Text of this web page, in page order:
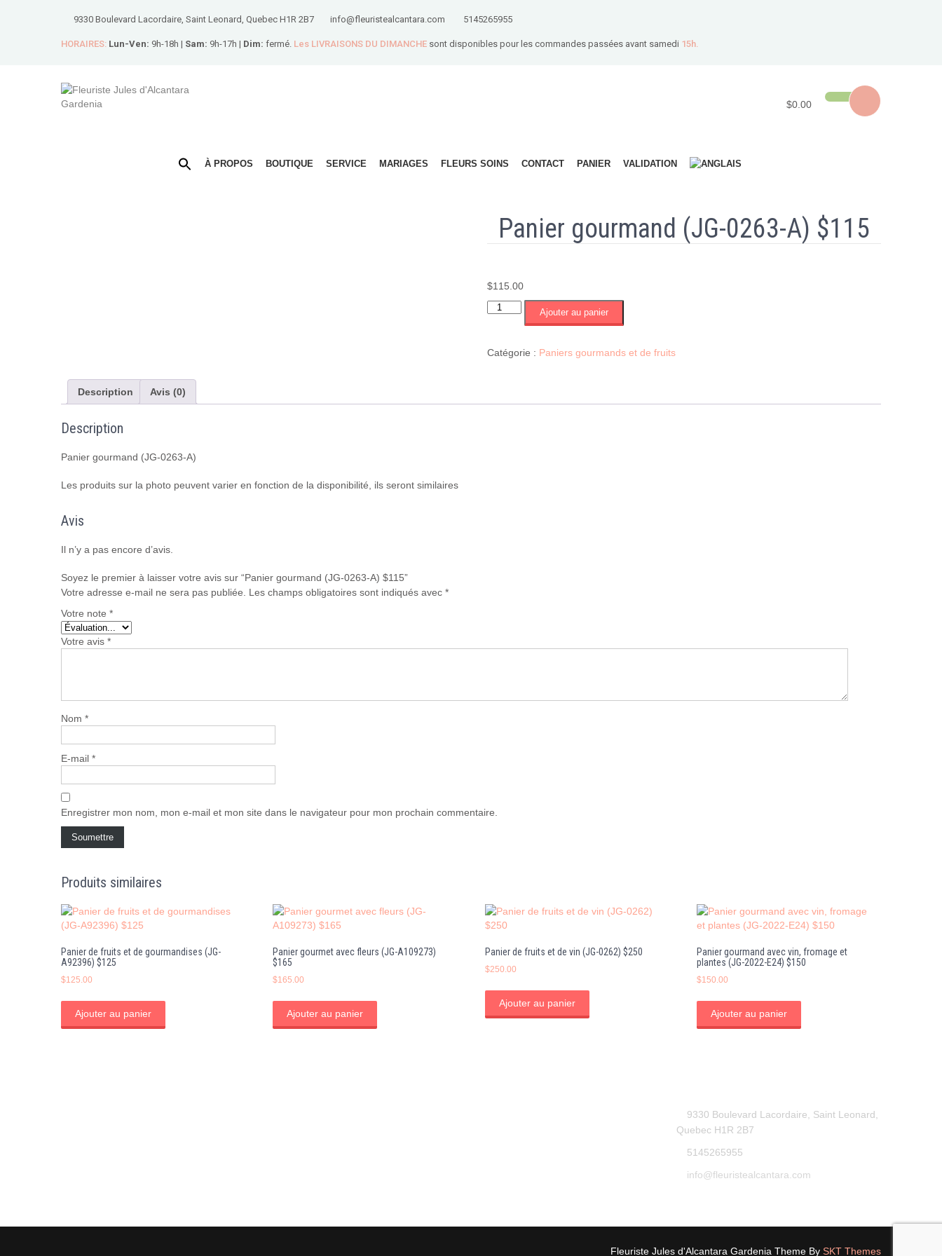
9330 Boulevard Lacordaire, Saint Leonard, Quebec H1R 2B7 info@fleuristealcantara.com 5145265955
HORAIRES: Lun-Ven: 9h-18h | Sam: 9h-17h | Dim: fermé. Les LIVRAISONS DU DIMANCHE sont disponibles pour les commandes passées avant samedi 15h.
$0.00
À PROPOS BOUTIQUE SERVICE MARIAGES FLEURS SOINS CONTACT PANIER VALIDATION
Panier gourmand (JG-0263-A) $115
$115.00
quantité
gourmand
$115
Ajouter au panier
Catégorie : Paniers gourmands et de fruits
Description Avis (0)
Description
Panier gourmand (JG-0263-A)
Les produits sur la photo peuvent varier en fonction de la disponibilité, ils seront similaires
Avis
Il n’y a pas encore d’avis.
Soyez le premier à laisser votre avis sur “Panier gourmand (JG-0263-A) $115”
Votre adresse e-mail ne sera pas publiée.
Les champs obligatoires sont indiqués avec *
Votre note *
Votre avis *
Nom *
E-mail *
Enregistrer mon nom, mon e-mail et mon site dans le navigateur pour mon prochain commentaire.
Produits similaires
Panier de fruits et de gourmandises (JG-
A92396) $125
$125.00
Ajouter au panier
Panier gourmet avec fleurs (JG-A109273)
$165
$165.00
Ajouter au panier
Panier de fruits et de vin (JG-0262) $250
$250.00
Ajouter au panier
Panier gourmand avec vin, fromage et
plantes (JG-2022-E24) $150
$150.00
Ajouter au panier
9330 Boulevard Lacordaire, Saint Leonard,
Quebec H1R 2B7
5145265955
info@fleuristealcantara.com
Fleuriste Jules d'Alcantara Gardenia Theme By SKT Themes